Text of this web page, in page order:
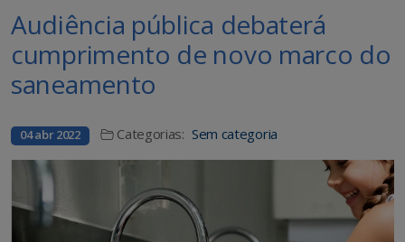
Audiência pública debaterá
cumprimento de novo marco do
saneamento
04 abr 2022 Categorias: Sem categoria